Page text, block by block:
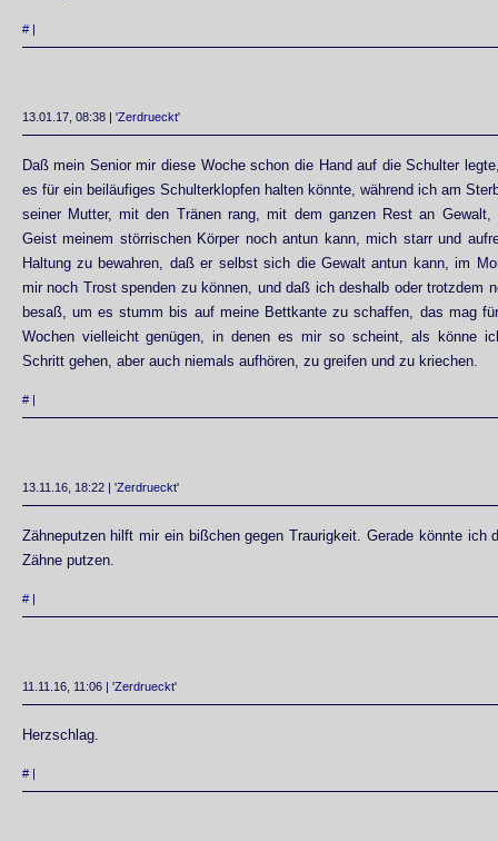
#|
13.01.17, 08:38 | 'Zerdrueckt'
Daß mein Senior mir diese Woche schon die Hand auf die Schulter
es für ein beiläufiges Schulterklopfen halten könnte, während ich am
seiner Mutter, mit den Tränen rang, mit dem ganzen Rest an Gewalt,
Geist meinem störrischen Körper noch antun kann, mich starr und
Haltung zu bewahren, daß er selbst sich die Gewalt antun kann, im
mir noch Trost spenden zu können, und daß ich deshalb oder trotzdem
besaß, um es stumm bis auf meine Bettkante zu schaffen, das mag
Wochen vielleicht genügen, in denen es mir so scheint, als könne
Schritt gehen, aber auch niemals aufhören, zu greifen und zu kriechen.
#|
13.11.16, 18:22 | 'Zerdrueckt'
Zähneputzen hilft mir ein bißchen gegen Traurigkeit. Gerade könnte ich
Zähne putzen.
#|
11.11.16, 11:06 | 'Zerdrueckt'
Herzschlag.
#|